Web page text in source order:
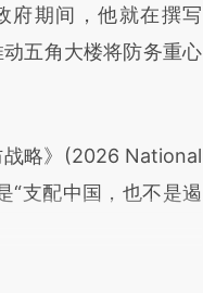
期间，他就在撰写
五角大楼将防务重心
略》(2026 National
“支配中国，也不是遏